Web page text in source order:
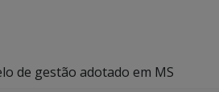
de gestão adotado em MS